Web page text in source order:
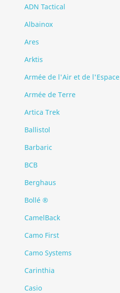
ADN Tactical
Albainox
Ares
Arktis
Armée de l'Air et de l'Espace
Armée de Terre
Artica Trek
Ballistol
Barbaric
BCB
Berghaus
Bollé ®
CamelBack
Camo First
Camo Systems
Carinthia
Casio